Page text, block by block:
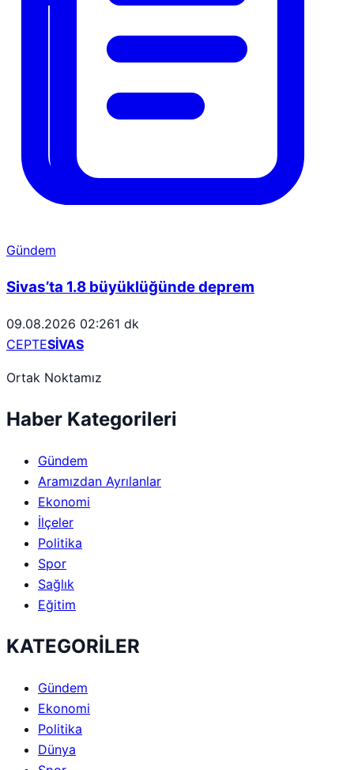
Gündem
Sivas’ta 1.8 büyüklüğünde deprem
09.08.2026 02:261 dk
CEPTESİVAS
Ortak Noktamız
Haber Kategorileri
Gündem
Aramızdan Ayrılanlar
Ekonomi
İlçeler
Politika
Spor
Sağlık
Eğitim
KATEGORİLER
Gündem
Ekonomi
Politika
Dünya